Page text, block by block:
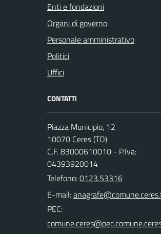
Enti e fondazioni
Organi di governo
Personale amministrativo
Politici
Uffici
CONTATTI
Piazza Municipio, 12
10070 Ceres (TO)
C.F. 83000610010 - P.Iva:
04393920014
Telefono:0123.53316
E-mail:
PEC: